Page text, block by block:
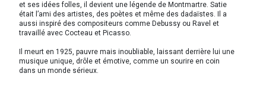
et ses idées folles, il devient une légende de Montmartre. Satie
était l’ami des artistes, des poètes et même des dadaïstes. Il a
aussi inspiré des compositeurs comme Debussy ou Ravel et
travaillé avec Cocteau et Picasso.
Il meurt en 1925, pauvre mais inoubliable, laissant derrière lui une
musique unique, drôle et émotive, comme un sourire en coin
dans un monde sérieux.